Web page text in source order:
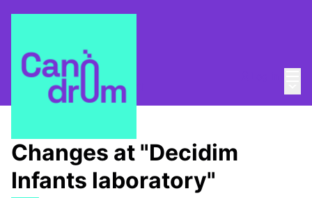
/ Canòdrom Obert
Changes at "Decidim
Infants laboratory"